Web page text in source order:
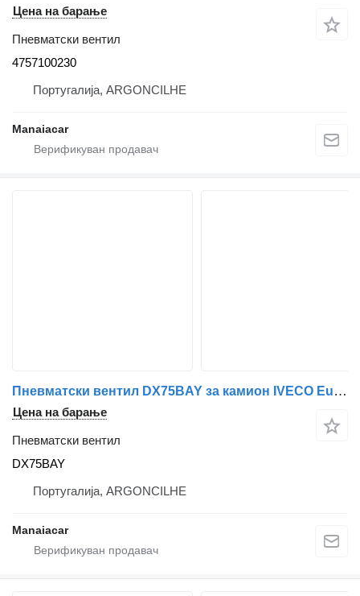
Цена на барање
Пневматски вентил
4757100230
Португалија, ARGONCILHE
Manaiacar
Пневматски вентил DX75BAY за камион IVECO EuroCargo I-III | 91 - 15
Цена на барање
Пневматски вентил
DX75BAY
Португалија, ARGONCILHE
Manaiacar